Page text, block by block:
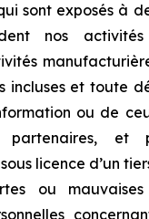
sont exposés à
nos activités
incluses et toute
ou de
partenaires, et
licence d’un
ou mauvaises